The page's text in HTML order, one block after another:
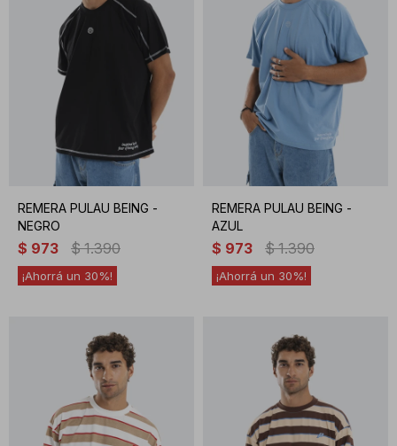
REMERA PULAU BEING -
NEGRO
$ 973 $ 1.390
30
REMERA PULAU BEING -
AZUL
$ 973 $ 1.390
30